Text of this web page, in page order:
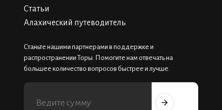
Статьи
Алахический путеводитель
Станьте нашими партнерами в поддержке и
распространении Торы. Помогите нам отвечать на
большее количество вопросов быстрее и лучше.